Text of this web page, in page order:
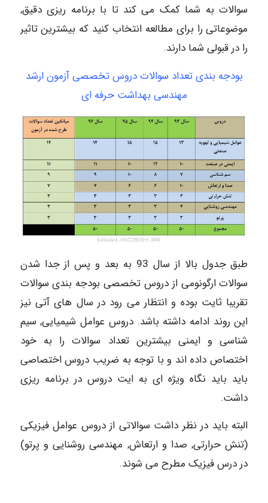
سوالات به شما کمک می کند تا با برنامه ریزی دقیق,
موضوعاتی را برای مطالعه انتخاب کنید که بیشترین تاثیر
را در قبولی شما دارند.
بودجه بندی تعداد سوالات دروس تخصصی آزمون ارشد
مهندسی بهداشت حرفه ای
طبق جدول بالا از سال 93 به بعد و پس از جدا شدن
سوالات ارگونومی از دروس تخصصی بودجه بندی سوالات
تقریبا ثایت بوده و انتظار می رود در سال های آتی نیز
این روند ادامه داشته باشد. دروس عوامل شیمیایی, سیم
شناسی و ایمنی بیشترین تعداد سوالات را به خود
اختصاص داده اند و با توجه به ضریب دروس اختصاصی
باید باید نگاه ویژه ای به ایت دروس در برنامه ریزی
داشت.
البته باید در نظر داشت سوالاتی از دروس عوامل فیزیکی
(تنش حرارتی, صدا و ارتعاش, مهندسی روشنایی و پرتو)
در درس فیزیک مطرح می شوند.